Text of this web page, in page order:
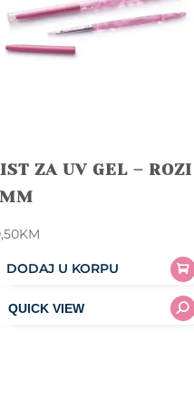
ZA UV GEL – ROZI
KM
DODAJ U KORPU